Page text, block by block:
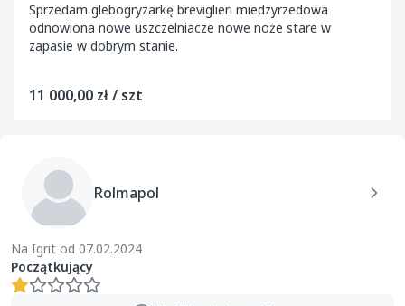
Sprzedam glebogryzarkę breviglieri miedzyrzedowa
odnowiona nowe uszczelniacze nowe noże stare w
zapasie w dobrym stanie.
11 000,00 zł / szt
Rolmapol
Na Igrit od 07.02.2024
Początkujący